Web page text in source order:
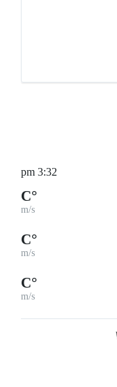
3:32 pm
°C
m/s
°C
m/s
°C
m/s